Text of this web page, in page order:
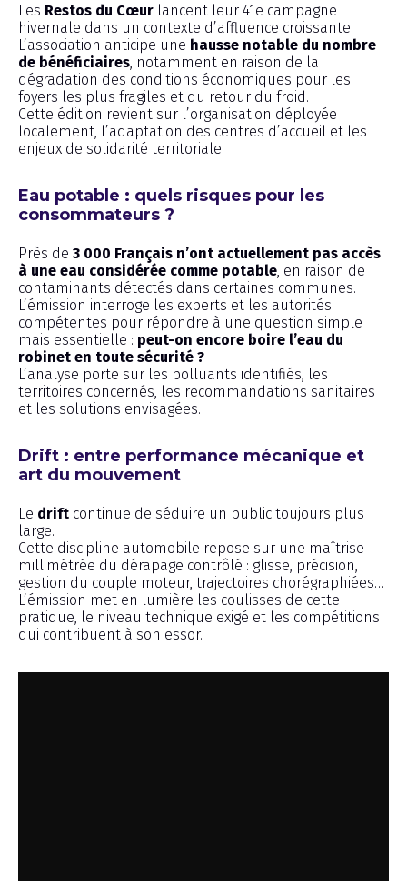
Les Restos du Cœur lancent leur 41e campagne
hivernale dans un contexte d’affluence croissante.
L’association anticipe une hausse notable du nombre
de bénéficiaires , notamment en raison de la
dégradation des conditions économiques pour les
foyers les plus fragiles et du retour du froid.
Cette édition revient sur l’organisation déployée
localement, l’adaptation des centres d’accueil et les
enjeux de solidarité territoriale.
Eau potable : quels risques pour les
consommateurs ?
Près de 3 000 Français n’ont actuellement pas accès
à une eau considérée comme potable , en raison de
contaminants détectés dans certaines communes.
L’émission interroge les experts et les autorités
compétentes pour répondre à une question simple
mais essentielle : peut-on encore boire l’eau du
robinet en toute sécurité ?
L’analyse porte sur les polluants identifiés, les
territoires concernés, les recommandations sanitaires
et les solutions envisagées.
Drift : entre performance mécanique et
art du mouvement
Le drift continue de séduire un public toujours plus
large.
Cette discipline automobile repose sur une maîtrise
millimétrée du dérapage contrôlé : glisse, précision,
gestion du couple moteur, trajectoires chorégraphiées…
L’émission met en lumière les coulisses de cette
pratique, le niveau technique exigé et les compétitions
qui contribuent à son essor.